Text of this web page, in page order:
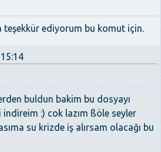
teşekkür ediyorum bu komut için.
15:14
buldun bakim bu dosyayı
indireim :) cok lazım ßöle seyler
su krizde iş alırsam olacağı bu